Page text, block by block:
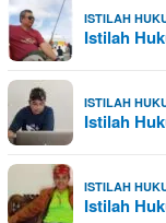
ISTILAH
Istilah
ISTILAH
Istilah
ISTILAH
Istilah